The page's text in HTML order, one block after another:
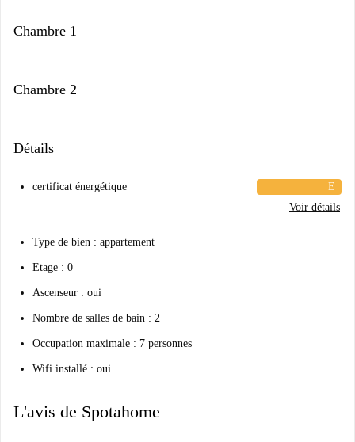
Chambre 1
Chambre 2
Détails
certificat énergétique
E
Voir détails
Type de bien : appartement
Etage : 0
Ascenseur : oui
Nombre de salles de bain : 2
Occupation maximale : 7 personnes
Wifi installé : oui
L'avis de Spotahome